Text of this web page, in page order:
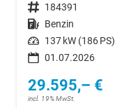
Fahrzeugnr. 184391
Kraftstoff Benzin
Leistung 137 kW (186 PS)
01.07.2026
29.595,– €
incl. 19% MwSt.